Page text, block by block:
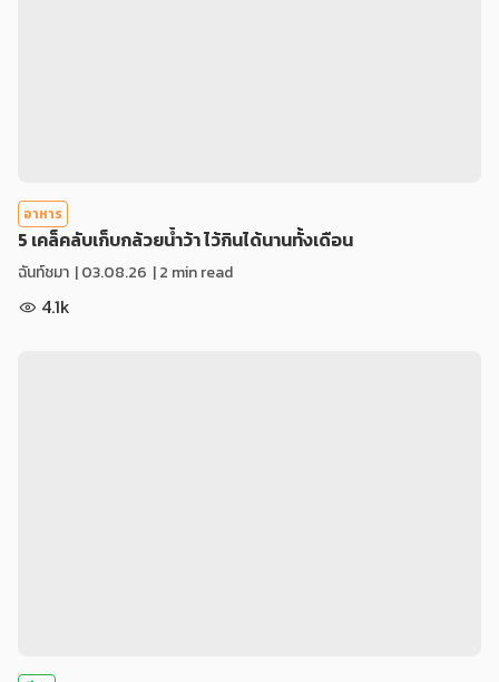
อาหาร
5 เคล็คลับเก็บกล้วยน้ำว้า ไว้กินได้นานทั้งเดือน
ฉันท์ชมา |03.08.26 | 2 min read
4.1k